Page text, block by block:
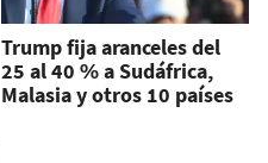
Trump fija aranceles del
25 al 40 % a Sudáfrica,
Malasia y otros 10 países